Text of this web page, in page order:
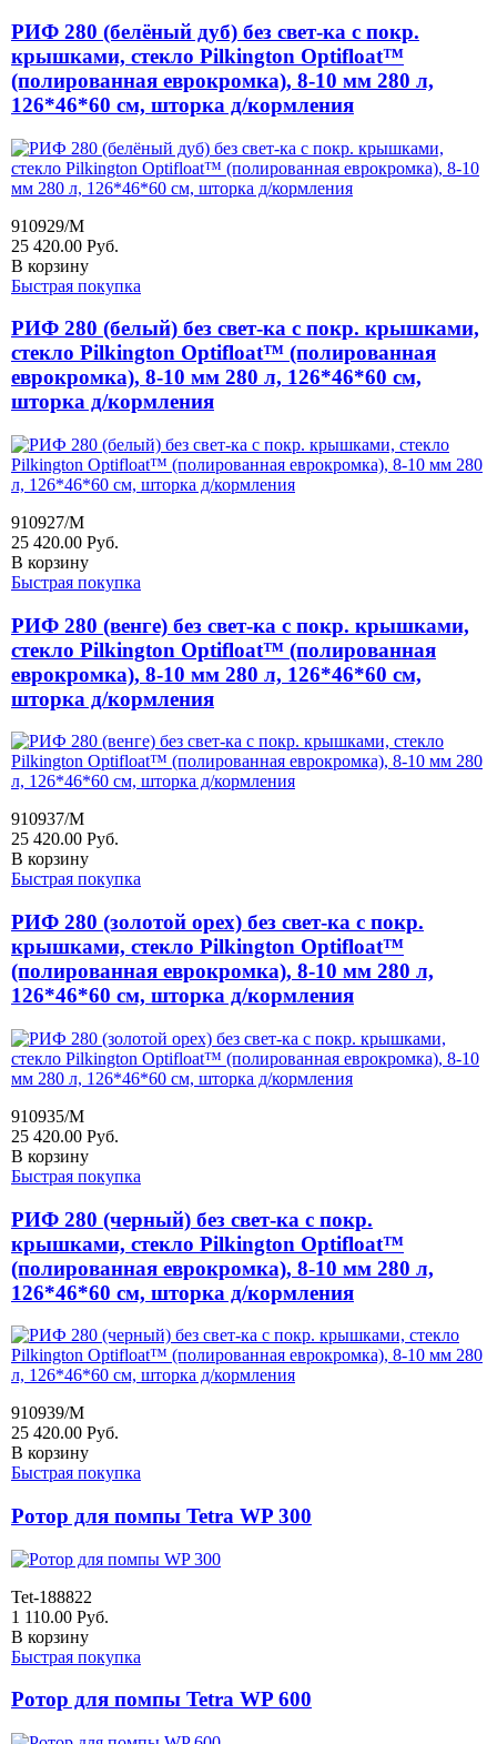
РИФ 280 (белёный дуб) без свет-ка с покр.
крышками, стекло Pilkington Optifloat™
(полированная еврокромка), 8-10 мм 280 л,
126*46*60 см, шторка д/кормления
910929/M
25 420.00 Руб.
В корзину
Быстрая покупка
РИФ 280 (белый) без свет-ка с покр. крышками,
стекло Pilkington Optifloat™ (полированная
еврокромка), 8-10 мм 280 л, 126*46*60 см,
шторка д/кормления
910927/M
25 420.00 Руб.
В корзину
Быстрая покупка
РИФ 280 (венге) без свет-ка с покр. крышками,
стекло Pilkington Optifloat™ (полированная
еврокромка), 8-10 мм 280 л, 126*46*60 см,
шторка д/кормления
910937/M
25 420.00 Руб.
В корзину
Быстрая покупка
РИФ 280 (золотой орех) без свет-ка с покр.
крышками, стекло Pilkington Optifloat™
(полированная еврокромка), 8-10 мм 280 л,
126*46*60 см, шторка д/кормления
910935/M
25 420.00 Руб.
В корзину
Быстрая покупка
РИФ 280 (черный) без свет-ка с покр.
крышками, стекло Pilkington Optifloat™
(полированная еврокромка), 8-10 мм 280 л,
126*46*60 см, шторка д/кормления
910939/M
25 420.00 Руб.
В корзину
Быстрая покупка
Ротор для помпы Tetra WP 300
Tet-188822
1 110.00 Руб.
В корзину
Быстрая покупка
Ротор для помпы Tetra WP 600